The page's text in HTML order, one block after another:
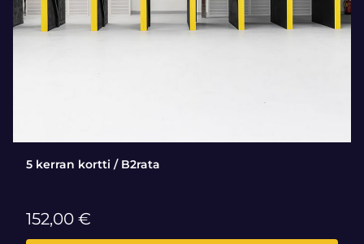
5 kerran kortti / B2rata
152,00 €